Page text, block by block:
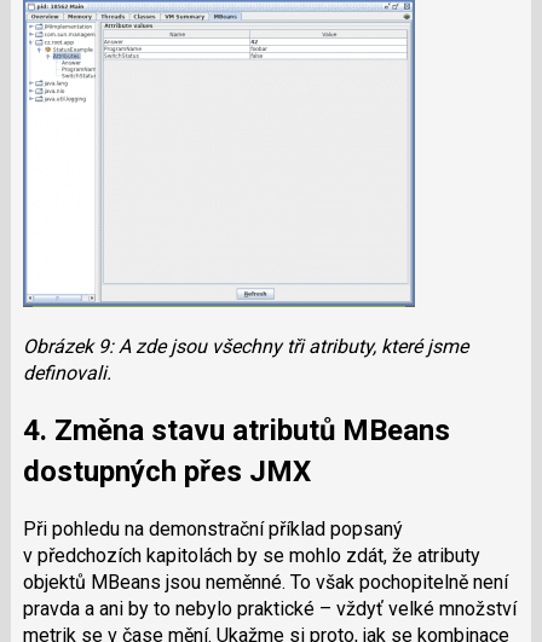
Obrázek 9: A zde jsou všechny tři atributy, které jsme
definovali.
4. Změna stavu atributů MBeans
dostupných přes JMX
Při pohledu na demonstrační příklad popsaný
v předchozích kapitolách by se mohlo zdát, že atributy
objektů MBeans jsou neměnné. To však pochopitelně není
pravda a ani by to nebylo praktické – vždyť velké množství
metrik se v čase mění. Ukažme si proto, jak se kombinace